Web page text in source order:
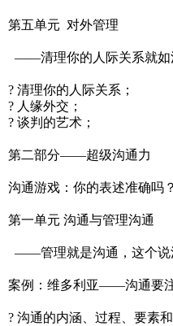
第五单元 对外管理
——清理你的人际关系就如
? 清理你的人际关系；
? 人缘外交；
? 谈判的艺术；
第二部分——超级沟通力
沟通游戏：你的表述准确吗？
第一单元 沟通与管理沟通
——管理就是沟通，这个说
案例：维多利亚——沟通要
? 沟通的内涵、过程、要素和